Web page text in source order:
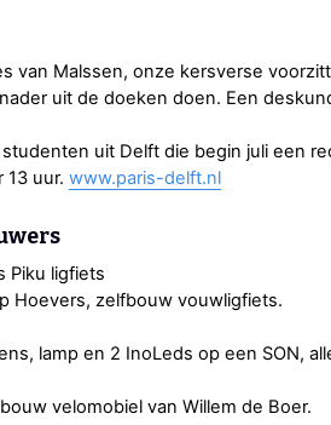
van Malssen, onze kersverse
uit de doeken doen. Een
uit Delft die begin juli een
13 uur. www.paris-delft.nl
Piku ligfiets
Hoevers, zelfbouw vouwligfiets.
lamp en 2 InoLeds op een SON,
velomobiel van Willem de Boer.